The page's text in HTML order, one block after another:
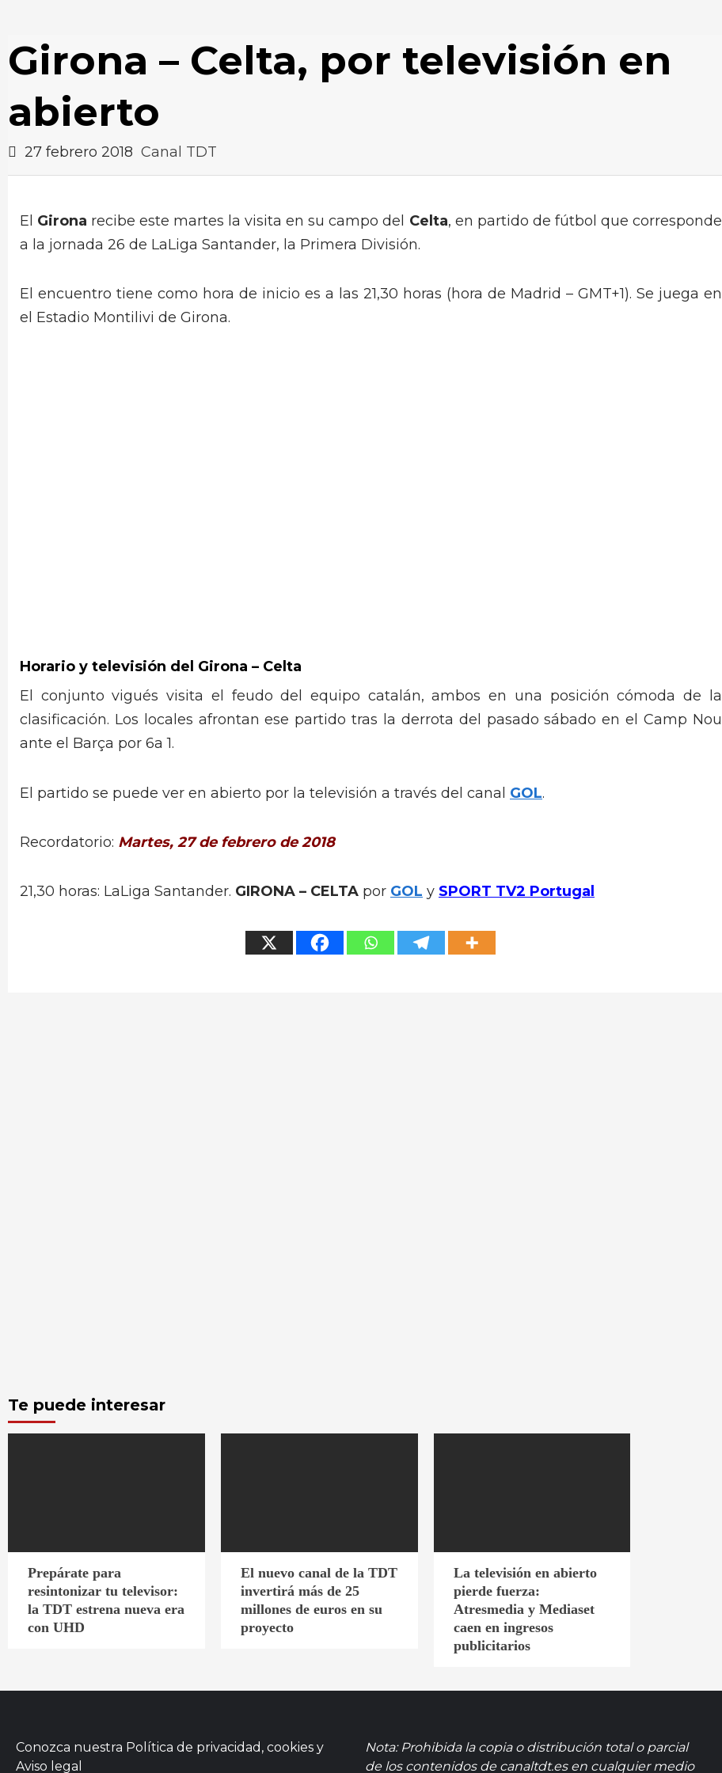
Girona – Celta, por televisión en
abierto
27 febrero 2018 Canal TDT
El Girona recibe este martes la visita en su campo del Celta, en partido de fútbol que corresponde
a la jornada 26 de LaLiga Santander, la Primera División.
El encuentro tiene como hora de inicio es a las 21,30 horas (hora de Madrid – GMT+1). Se juega en
el Estadio Montilivi de Girona.
Horario y televisión del Girona – Celta
El conjunto vigués visita el feudo del equipo catalán, ambos en una posición cómoda de la
clasificación. Los locales afrontan ese partido tras la derrota del pasado sábado en el Camp Nou
ante el Barça por 6a 1.
El partido se puede ver en abierto por la televisión a través del canal GOL.
Recordatorio: Martes, 27 de febrero de 2018
21,30 horas: LaLiga Santander. GIRONA – CELTA por GOL y SPORT TV2 Portugal
Te puede interesar
Prepárate para
resintonizar tu televisor:
la TDT estrena nueva era
con UHD
El nuevo canal de la TDT
invertirá más de 25
millones de euros en su
proyecto
La televisión en abierto
pierde fuerza:
Atresmedia y Mediaset
caen en ingresos
publicitarios
Conozca nuestra Política de privacidad, cookies y
Aviso legal
Nota: Prohibida la copia o distribución total o parcial
de los contenidos de canaltdt.es en cualquier medio